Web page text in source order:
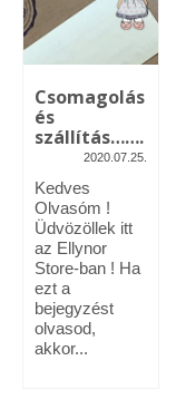
Vásárok,
A
Általános
Blog
Csomagolás
és
szállítás…….
2020.07.25.
Kedves
Olvasóm !
Üdvözöllek itt
az Ellynor
Store-ban ! Ha
ezt a
bejegyzést
olvasod,
akkor...